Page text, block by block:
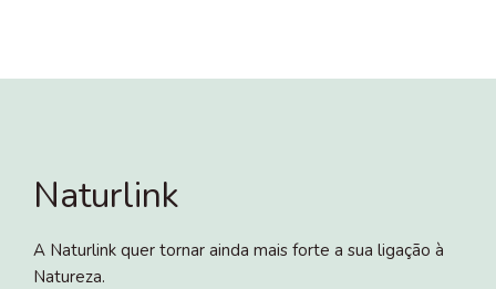
Naturlink
A Naturlink quer tornar ainda mais forte a sua ligação à
Natureza.